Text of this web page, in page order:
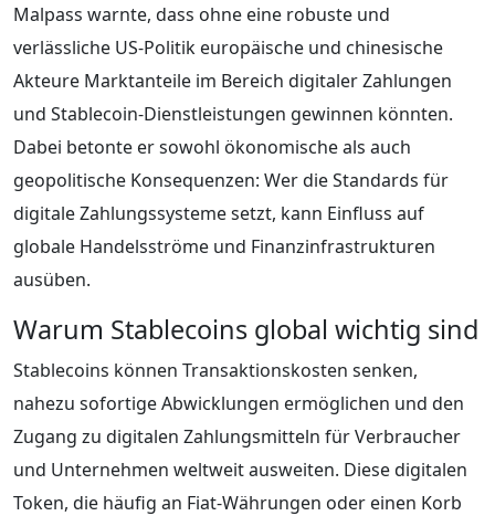
Malpass warnte, dass ohne eine robuste und
verlässliche US-Politik europäische und chinesische
Akteure Marktanteile im Bereich digitaler Zahlungen
und Stablecoin-Dienstleistungen gewinnen könnten.
Dabei betonte er sowohl ökonomische als auch
geopolitische Konsequenzen: Wer die Standards für
digitale Zahlungssysteme setzt, kann Einfluss auf
globale Handelsströme und Finanzinfrastrukturen
ausüben.
Warum Stablecoins global wichtig sind
Stablecoins können Transaktionskosten senken,
nahezu sofortige Abwicklungen ermöglichen und den
Zugang zu digitalen Zahlungsmitteln für Verbraucher
und Unternehmen weltweit ausweiten. Diese digitalen
Token, die häufig an Fiat-Währungen oder einen Korb